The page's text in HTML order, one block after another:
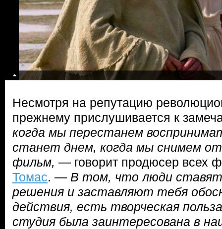
Несмотря на репутацию
прежнему прислушивается к
когда мы перестанем
станет днем, когда мы снимем
фильм, — говорит продюсер всех
Томас. — В том, что люди
решения и заставляют тебя
действия, есть творческая
студия была заинтересована в